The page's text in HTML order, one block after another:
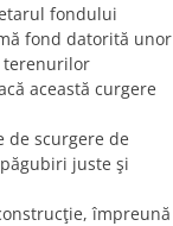
fondului
fond datorită unor
terenurilor
această curgere
de scurgere de
juste şi
împreună